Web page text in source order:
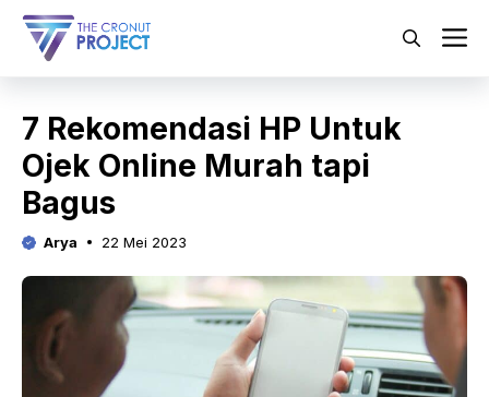
Langsung
7 Rekomendasi HP Untuk
Ojek Online Murah tapi
Bagus
Arya 22 Mei 2023